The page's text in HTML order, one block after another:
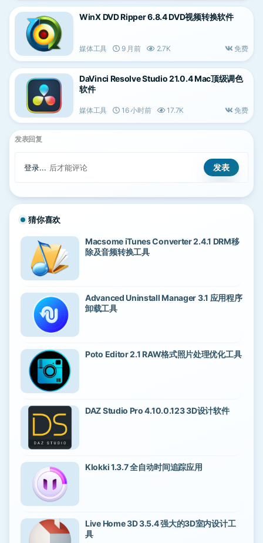
WinX DVD Ripper 6.8.4 DVD视频转换软件
媒体工具 9 月前 2.7K 免费
DaVinci Resolve Studio 21.0.4 Mac顶级调色
软件
媒体工具 16 小时前 17.7K 免费
发表回复
登录... 后才能评论
猜你喜欢
Macsome iTunes Converter 2.4.1 DRM移
除及音频转换工具
Advanced Uninstall Manager 3.1 应用程序
卸载工具
Poto Editor 2.1 RAW格式照片处理优化工具
DAZ Studio Pro 4.10.0.123 3D设计软件
Klokki 1.3.7 全自动时间追踪应用
Live Home 3D 3.5.4 强大的3D室内设计工
具